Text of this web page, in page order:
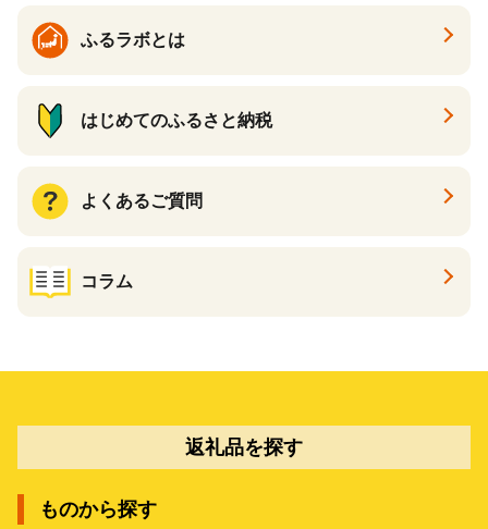
ふるラボとは
はじめてのふるさと納税
よくあるご質問
コラム
返礼品を探す
ものから探す